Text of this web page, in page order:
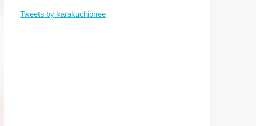
Tweets by karakuchionee